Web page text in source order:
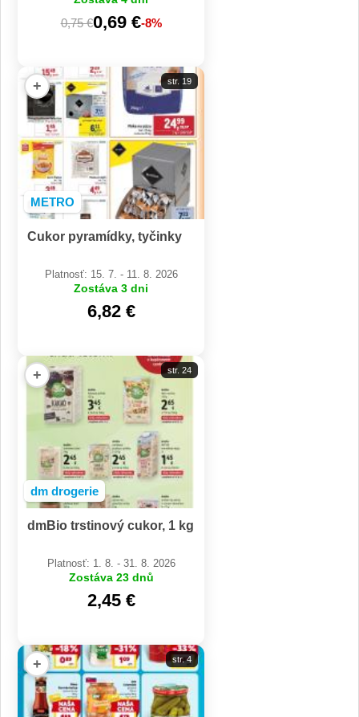
0,75 €0,69 €-8%
+
METRO
str. 19
Cukor pyramídky, tyčinky
Platnosť: 15. 7. - 11. 8. 2026
Zostáva 3 dni
6,82 €
+
dm drogerie
str. 24
dmBio trstinový cukor, 1 kg
Platnosť: 1. 8. - 31. 8. 2026
Zostáva 23 dnů
2,45 €
+ str. 4